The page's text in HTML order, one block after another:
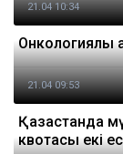
21.04 10:34
Онкологиялық
21.04 09:53
Қазақстанда
квотасы екі